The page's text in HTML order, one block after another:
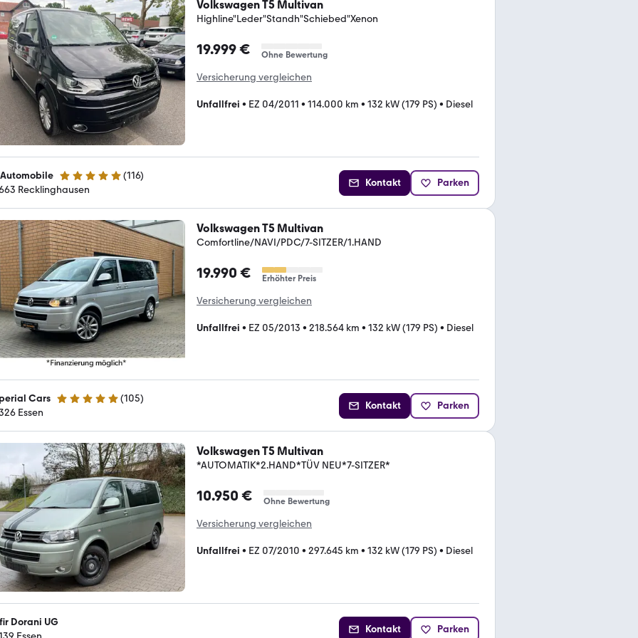
Volkswagen T5 Multivan
Highline"Leder"Standh"Schiebed"Xenon
19.999 € Ohne Bewertung
Versicherung vergleichen
Unfallfrei • EZ 04/2011 • 114.000 km • 132 kW (179 PS) • Diesel
Automobile 4.9 Sterne (116)
Recklinghausen
Kontakt Parken
Volkswagen T5 Multivan
Comfortline/NAVI/PDC/7-SITZER/1.HAND
19.990 € Erhöhter Preis
Versicherung vergleichen
Unfallfrei • EZ 05/2013 • 218.564 km • 132 kW (179 PS) • Diesel
Cars 5 Sterne (105)
Essen
Kontakt Parken
Volkswagen T5 Multivan
*AUTOMATIK*2.HAND*TÜV NEU*7-SITZER*
10.950 € Ohne Bewertung
Versicherung vergleichen
Unfallfrei • EZ 07/2010 • 297.645 km • 132 kW (179 PS) • Diesel
Dorani UG
Kontakt Parken